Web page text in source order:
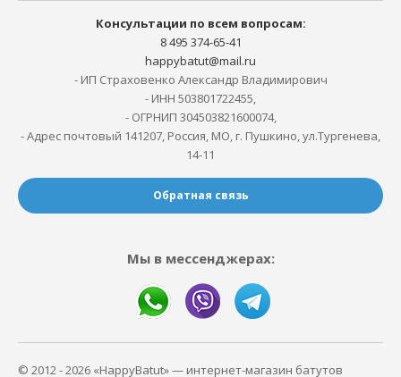
Консультации по всем вопросам:
8 495 374-65-41
happybatut@mail.ru
- ИП Страховенко Александр Владимирович
- ИНН 503801722455,
- ОГРНИП 304503821600074,
- Адрес почтовый 141207, Россия, МО, г. Пушкино, ул.Тургенева,
14-11
Обратная связь
Мы в мессенджерах:
© 2012 - 2026 «HappyBatut» — интернет-магазин батутов